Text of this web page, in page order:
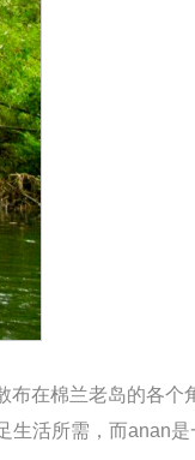
在棉兰老岛的各个
生活所需，而anan是